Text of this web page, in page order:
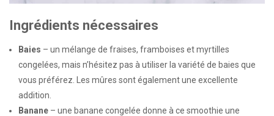
Ingrédients nécessaires
Baies – un mélange de fraises, framboises et myrtilles
congelées, mais n’hésitez pas à utiliser la variété de baies que
vous préférez. Les mûres sont également une excellente
addition.
Banane – une banane congelée donne à ce smoothie une